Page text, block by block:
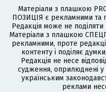
Матеріали з плашкою
ПОЗИЦІЯ є рекламними та
Редакція може не
Матеріали з плашкою
рекламними, проте
контенту і поділяє
Редакція не несе
судження, оприлюднені у
українським
реклами